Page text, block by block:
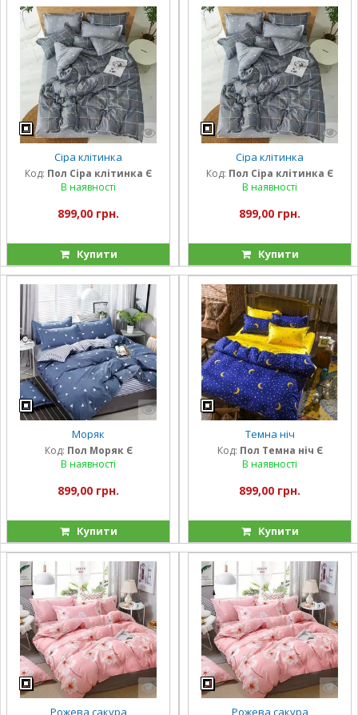
Сіра клітинка
Код: Пол Сіра клітинка Є
В наявності
899,00 грн.
Купити
Сіра клітинка
Код: Пол Сіра клітинка Є
В наявності
899,00 грн.
Купити
Моряк
Код: Пол Моряк Є
В наявності
899,00 грн.
Купити
Темна ніч
Код: Пол Темна ніч Є
В наявності
899,00 грн.
Купити
Рожева сакура Рожева сакура